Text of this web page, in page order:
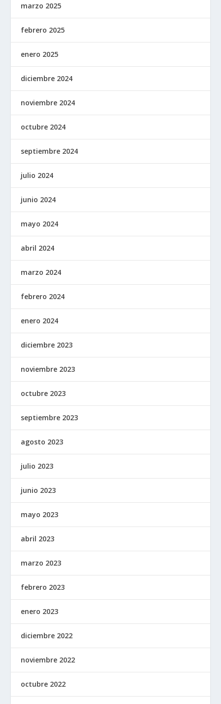
marzo 2025
febrero 2025
enero 2025
diciembre 2024
noviembre 2024
octubre 2024
septiembre 2024
julio 2024
junio 2024
mayo 2024
abril 2024
marzo 2024
febrero 2024
enero 2024
diciembre 2023
noviembre 2023
octubre 2023
septiembre 2023
agosto 2023
julio 2023
junio 2023
mayo 2023
abril 2023
marzo 2023
febrero 2023
enero 2023
diciembre 2022
noviembre 2022
octubre 2022